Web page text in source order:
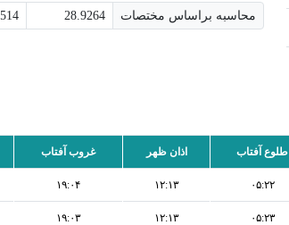
اذان مغرب: 19:10 نبمه شب شرعی:
محاسبه براساس مختصات
طلوع آفتاب اذان ظهر غروب آفتاب
۰۵:۲۲ ۱۲:۱۳ ۱۹:۰۴
۰۵:۲۳ ۱۲:۱۳ ۱۹:۰۳